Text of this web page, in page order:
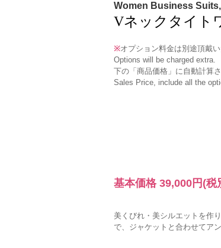
Women Business
Vネックタイト
※オプション料金は別途頂戴い
Options will be charged extra.
下の「商品価格」に自動計算さ
Sales Price, include all the
基本価格 39,000円 (税
美くびれ・美シルエットを作
で、ジャケットと合わせてアン